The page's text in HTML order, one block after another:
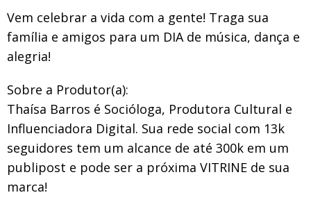
Vem celebrar a vida com a gente! Traga sua
família e amigos para um DIA de música, dança e
alegria!
Sobre a Produtor(a):
Thaísa Barros é Socióloga, Produtora Cultural e
Influenciadora Digital. Sua rede social com 13k
seguidores tem um alcance de até 300k em um
publipost e pode ser a próxima VITRINE de sua
marca!